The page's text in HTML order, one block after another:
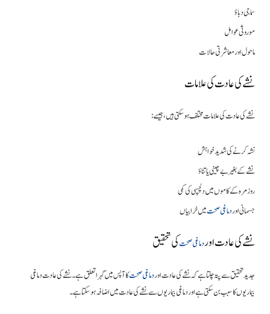
سماجی دباؤ
موروثی عوامل
ماحول اور معاشرتی حالات
نشے کی عادت کی علامات
نشے کی عادت کی علامات مختلف ہو سکتی ہیں، جیسے:
نشہ کرنے کی شدید خواہش
نشے کے بغیر بے چینی یا تناؤ
روزمرہ کے کاموں میں دلچسپی کی کمی
جسمانی اوردماغی صحتمیں خرابیاں
نشے کی عادت اوردماغی صحتکی تحقیق
جدید تحقیق سے پتہ چلتا ہے کہ نشے کی عادت اوردماغی صحتکا آپس میں گہرا تعلق ہے۔ نشے کی عادت دماغی
بیماریوں کا سبب بن سکتی ہے اور دماغی بیماریوں سے نشے کی عادت میں اضافہ ہو سکتا ہے۔